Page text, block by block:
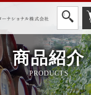
商品紹介
PRODUCTS